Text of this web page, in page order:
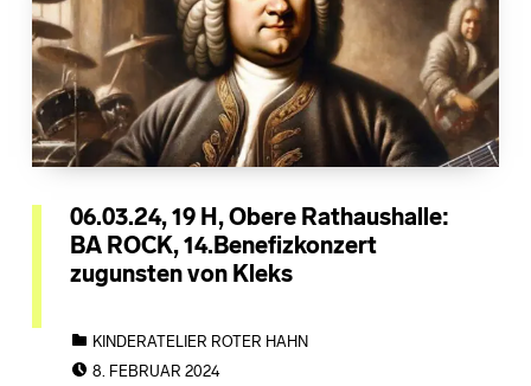
06.03.24, 19 H, Obere Rathaushalle:
BA ROCK, 14.Benefizkonzert
zugunsten von Kleks
KINDERATELIER ROTER HAHN
8. FEBRUAR 2024